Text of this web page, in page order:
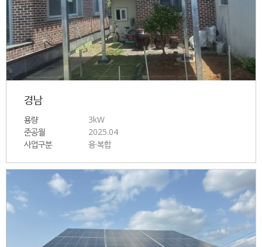
경남
용량
3kW
준공월
2025.04
사업구분
융·복합